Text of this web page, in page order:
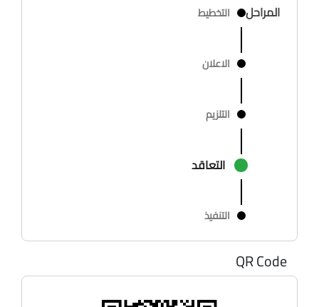
المراحل التخطيط
الاعلان
التلزيم
التعاقد
التنفيذ
QR Code